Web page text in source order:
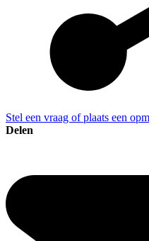
Stel een vraag of plaats een
Delen